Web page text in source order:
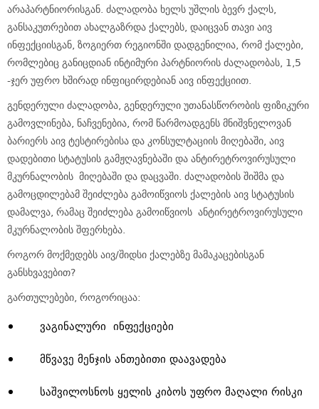
არაპარტნიორისგან. ძალადობა ხელს უშლის ბევრ ქალს,
განსაკუთრებით ახალგაზრდა ქალებს, დაიცვან თავი აივ
ინფექციისგან, ზოგიერთ რეგიონში დადგენილია, რომ ქალები,
რომლებიც განიცდიან ინტიმური პარტნიორის ძალადობას, 1,5
-ჯერ უფრო ხშირად ინფიცირდებიან აივ ინფექციით.
გენდერული ძალადობა, გენდერული უთანასწორობის ფიზიკური
გამოვლინება, ნაჩვენებია, რომ წარმოადგენს მნიშვნელოვან
ბარიერს აივ ტესტირებისა და კონსულტაციის მიღებაში, აივ
დადებითი სტატუსის გამჟღავნებაში და ანტირეტროვირუსული
მკურნალობის მიღებაში და დაცვაში. ძალადობის შიშმა და
გამოცდილებამ შეიძლება გამოიწვიოს ქალების აივ სტატუსის
დამალვა, რამაც შეიძლება გამოიწვიოს ანტირეტროვირუსული
მკურნალობის შფერხება.
როგორ მოქმედებს აივ/შიდსი ქალებზე მამაკაცებისგან
განსხვავებით?
გართულებები, როგორიცაა:
ვაგინალური ინფექციები
მწვავე მენჯის ანთებითი დაავადება
საშვილოსნოს ყელის კიბოს უფრო მაღალი რისკი